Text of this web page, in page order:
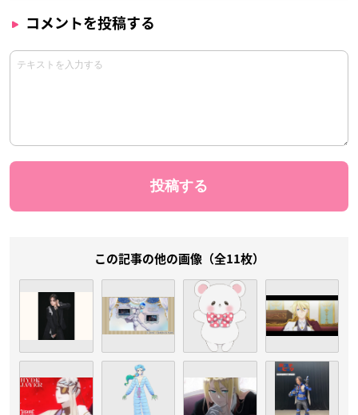
コメントを投稿する
この記事の他の画像（全11枚）